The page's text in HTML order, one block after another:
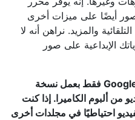
أيضًا على ميزات أخرى
والمزيد. نراهن أنه لا
الإبداعية على صور
بشكل افتراضي ، تقوم Google Photos فقط بعمل نسخة
من ألبوم الكاميرا. إذا كنت
احتياطيًا في مجلدات أخرى